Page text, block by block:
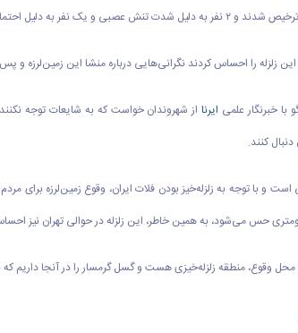
این زلزله را احساس کردند نگرانی‌هایی درباره منشا این
خبرنگار علمی ایرنااز شهروندان خواست که به شایعات توجه
کنند.
و با توجه به زلزله‌خیز بودن فلات ایران، وقوع زمین‌لرزه
محل وقوع، منطقه زلزله‌خیزی هست و گسل گرمسار را در آنجا داریم